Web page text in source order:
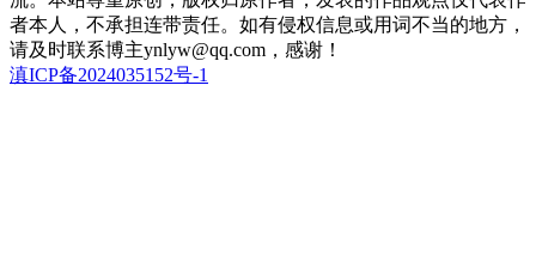
者本人，不承担连带责任。如有侵权信息或用词不当的地方，
请及时联系博主ynlyw@qq.com，感谢！
滇ICP备2024035152号-1